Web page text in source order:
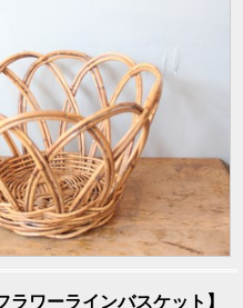
ワーラインバスケット】